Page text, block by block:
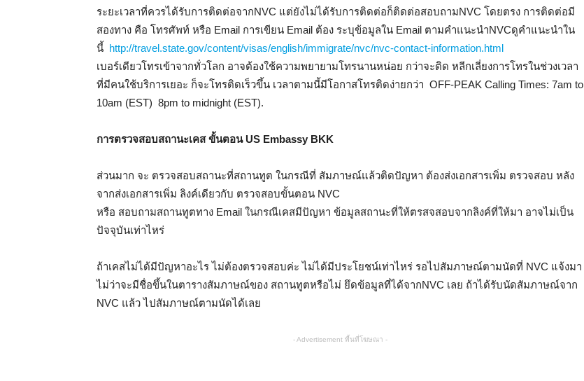
Visa
ระยะเวลาที่ควรได้รับการติดต่อจากNVC แต่ยังไม่ได้รับการติดต่อก็ติดต่อสอบถามNVC โดยตรง การติดต่อมี
สองทาง คือ โทรศัพท์ หรือ Email การเขียน Email ต้อง ระบุข้อมูลใน Email ตามคำแนะนำNVCดูคำแนะนำใน
นี้ http://travel.state.gov/content/visas/english/immigrate/nvc/nvc-contact-information.html
เบอร์เดียวโทรเข้าจากทั่วโลก อาจต้องใช้ความพยายามโทรนานหน่อย กว่าจะติด หลีกเลี่ยงการโทรในช่วงเวลา
ที่มีคนใช้บริการเยอะ ก็จะโทรติดเร็วขึ้น เวลาตามนี้มีโอกาสโทรติดง่ายกว่า OFF-PEAK Calling Times: 7am to
10am (EST) 8pm to midnight (EST).
การตรวจสอบสถานะเคส ขั้นตอน US Embassy BKK
ส่วนมาก จะ ตรวจสอบสถานะที่สถานทูต ในกรณีที่ สัมภาษณ์แล้วติดปัญหา ต้องส่งเอกสารเพิ่ม ตรวจสอบ หลัง
จากส่งเอกสารเพิ่ม ลิงค์เดียวกับ ตรวจสอบขั้นตอน NVC
หรือ สอบถามสถานทูตทาง Email ในกรณีเคสมีปัญหา ข้อมูลสถานะที่ให้ตรสจสอบจากลิงค์ที่ให้มา อาจไม่เป็น
ปัจจุบันเท่าไหร่
ถ้าเคสไม่ได้มีปัญหาอะไร ไม่ต้องตรวจสอบค่ะ ไม่ได้มีประโยชน์เท่าไหร่ รอไปสัมภาษณ์ตามนัดที่ NVC แจ้งมา
ไม่ว่าจะมีชื่อขึ้นในตารางสัมภาษณ์ของ สถานทูตหรือไม่ ยึดข้อมูลที่ได้จากNVC เลย ถ้าได้รับนัดสัมภาษณ์จาก
NVC แล้ว ไปสัมภาษณ์ตามนัดได้เลย
- Advertisement พื้นที่โฆษณา -